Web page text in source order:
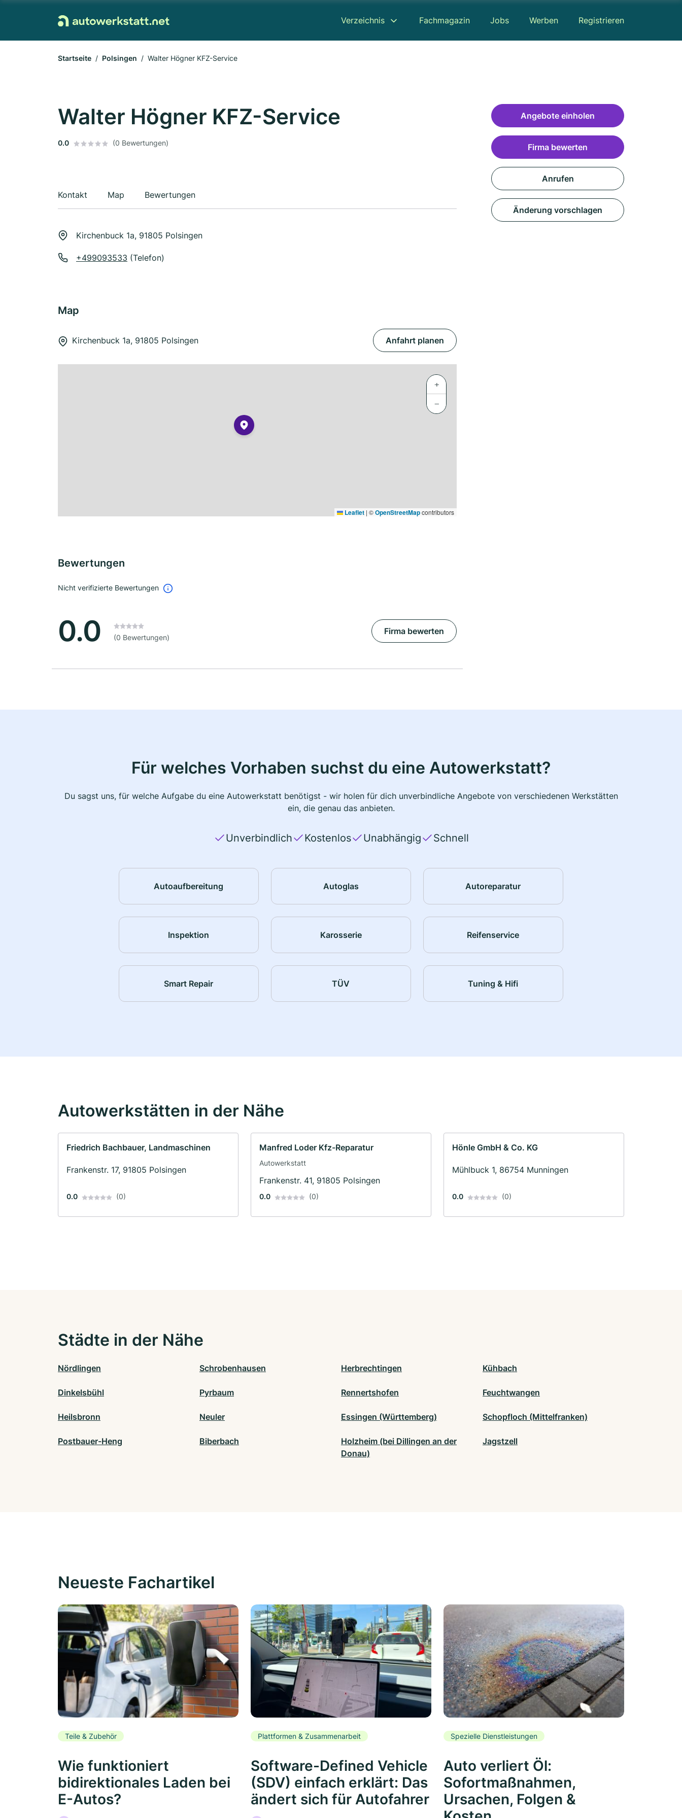
Verzeichnis Fachmagazin Jobs Werben Registrieren
Startseite Polsingen Walter Högner KFZ-Service
Walter Högner KFZ-Service
0.0 (0 Bewertungen)
Kontakt Map Bewertungen
Kirchenbuck 1a, 91805 Polsingen
+499093533 (Telefon)
Map
Kirchenbuck 1a, 91805 Polsingen Anfahrt planen
+
−
Leaflet | ©OpenStreetMapcontributors
Bewertungen
Nicht verifizierte Bewertungen
0.0 (0 Bewertungen)
Firma bewerten
Angebote einholen
Firma bewerten
Anrufen
Änderung vorschlagen
Für welches Vorhaben suchst du eine Autowerkstatt?
Du sagst uns, für welche Aufgabe du eine Autowerkstatt benötigst - wir holen für dich unverbindliche Angebote von verschiedenen Werkstätten
ein, die genau das anbieten.
Unverbindlich Kostenlos Unabhängig Schnell
Autoaufbereitung Autoglas Autoreparatur
Inspektion Karosserie Reifenservice
Smart Repair TÜV Tuning & Hifi
Autowerkstätten in der Nähe
Friedrich Bachbauer, Landmaschinen
Frankenstr. 17, 91805 Polsingen
0.0 (0)
Manfred Loder Kfz-Reparatur
Autowerkstatt
Frankenstr. 41, 91805 Polsingen
0.0 (0)
Hönle GmbH & Co. KG
Mühlbuck 1, 86754 Munningen
0.0 (0)
Städte in der Nähe
Nördlingen Schrobenhausen Herbrechtingen Kühbach
Dinkelsbühl Pyrbaum Rennertshofen Feuchtwangen
Heilsbronn Neuler Essingen (Württemberg) Schopfloch (Mittelfranken)
Postbauer-Heng Biberbach
Holzheim (bei Dillingen an der
Donau)
Jagstzell
Neueste Fachartikel
Teile & Zubehör
Wie funktioniert
bidirektionales Laden bei
E-Autos?
Plattformen & Zusammenarbeit
Software-Defined Vehicle
(SDV) einfach erklärt: Das
ändert sich für Autofahrer
Spezielle Dienstleistungen
Auto verliert Öl:
Sofortmaßnahmen,
Ursachen, Folgen &